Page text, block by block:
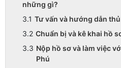
những gì?
Tư vấn và hướng dẫn
Chuẩn bị và kê khai hồ
Nộp hồ sơ và làm việc
Phú